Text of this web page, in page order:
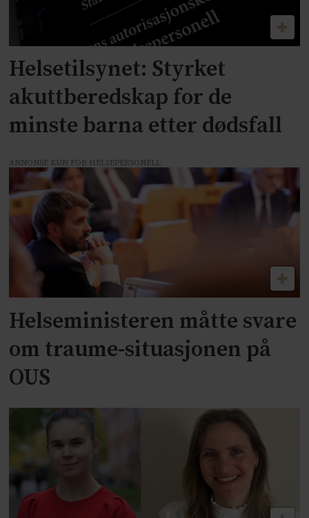
Helsetilsynet: Styrket
akuttberedskap for de
minste barna etter dødsfall
ANNONSE KUN FOR HELSEPERSONELL
Helseministeren måtte svare
om traume-situasjonen på
OUS